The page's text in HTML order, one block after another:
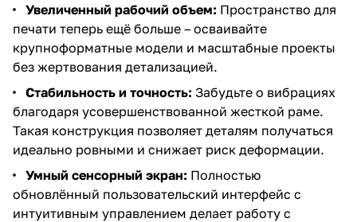
Увеличенный рабочий объем: Пространство для
печати теперь ещё больше – осваивайте
крупноформатные модели и масштабные проекты
без жертвования детализацией.
Стабильность и точность: Забудьте о вибрациях
благодаря усовершенствованной жесткой раме.
Такая конструкция позволяет деталям получаться
идеально ровными и снижает риск деформации.
Умный сенсорный экран: Полностью
обновлённый пользовательский интерфейс с
интуитивным управлением делает работу с